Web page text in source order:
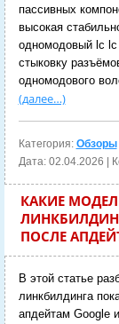
пассивных
высокая
одномодовый lc lc
стыковку
одномодового
(далее…)
Категория: Обзоры
Дата: 02.04.2026 |
КАКИЕ
ПОСЛЕ
В этой статье
линкбилдинга
апдейтам Google